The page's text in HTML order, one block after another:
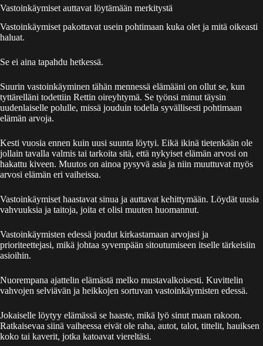
Vastoinkäymiset auttavat löytämään merkitystä
Vastoinkäymiset pakottavat usein pohtimaan kuka olet ja mitä oikeasti
haluat.
Se ei aina tapahdu hetkessä.
Suurin vastoinkäyminen tähän mennessä elämääni on ollut se, kun
tyttärelläni todettiin Rettin oireyhtymä. Se työnsi minut täysin
uudenlaiselle polulle, missä jouduin todella syvällisesti pohtimaan
elämän arvoja.
Kesti vuosia ennen kuin uusi suunta löytyi. Eikä ikinä tietenkään ole
jollain tavalla valmis tai tarkoita sitä, että nykyiset elämän arvosi on
hakattu kiveen. Muutos on ainoa pysyvä asia ja niin muuttuvat myös
arvosi elämän eri vaiheissa.
Vastoinkäymiset haastavat sinua ja auttavat kehittymään. Löydät uusia
vahvuuksia ja taitoja, joita et olisi muuten huomannut.
Vastoinkäymisten edessä joudut kirkastamaan arvojasi ja
prioriteettejasi, mikä johtaa syvempään sitoutumiseen itselle tärkeisiin
asioihin.
Nuorempana ajattelin elämästä melko mustavalkoisesti. Kuvittelin
vahvojen selviävän ja heikkojen sortuvan vastoinkäymisten edessä.
Jokaiselle löytyy elämässä se haaste, mikä lyö sinut maan rakoon.
Ratkaisevaa siinä vaiheessa eivät ole raha, autot, talot, tittelit, hauiksen
koko tai kaverit, jotka katoavat viereltäsi.